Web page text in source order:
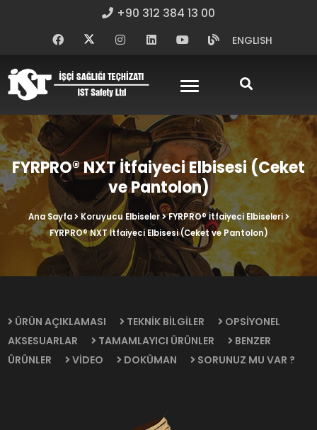
+90 312 384 13 00
ENGLISH
FYRPRO® NXT İtfaiyeci Elbisesi (Ceket
ve Pantolon)
Ana Sayfa Koruyucu Elbiseler
FYRPRO® İtfaiyeci Elbiseleri
FYRPRO® NXT İtfaiyeci Elbisesi (Ceket ve Pantolon)
ÜRÜN AÇIKLAMASI TEKNİK BİLGİLER
OPSİYONEL
AKSESUARLAR
TAMAMLAYICI ÜRÜNLER
BENZER
ÜRÜNLER
VİDEO DOKÜMAN SORUNUZ MU VAR ?